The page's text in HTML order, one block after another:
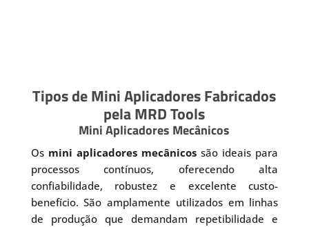
Tipos de Mini Aplicadores Fabricados
pela MRD Tools
Mini Aplicadores Mecânicos
Os mini aplicadores mecânicos são ideais para
processos contínuos, oferecendo alta
confiabilidade, robustez e excelente custo-
benefício. São amplamente utilizados em linhas
de produção que demandam repetibilidade e